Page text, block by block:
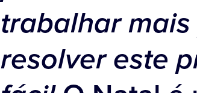
trabalhar
resolver este